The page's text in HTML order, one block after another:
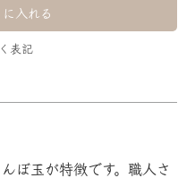
に入れる
表記
ぼ玉が特徴です。職人さ